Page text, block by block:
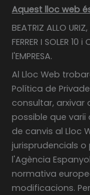
Aquest lloc web
BEATRIZ ALLO
FERRER I SOLER 10 i
l'EMPRESA.
Al Lloc Web
Política de
consultar, arxivar
possible que
de canvis al Lloc
jurisprudencials o
l'Agència
normativa
modificacions. Per